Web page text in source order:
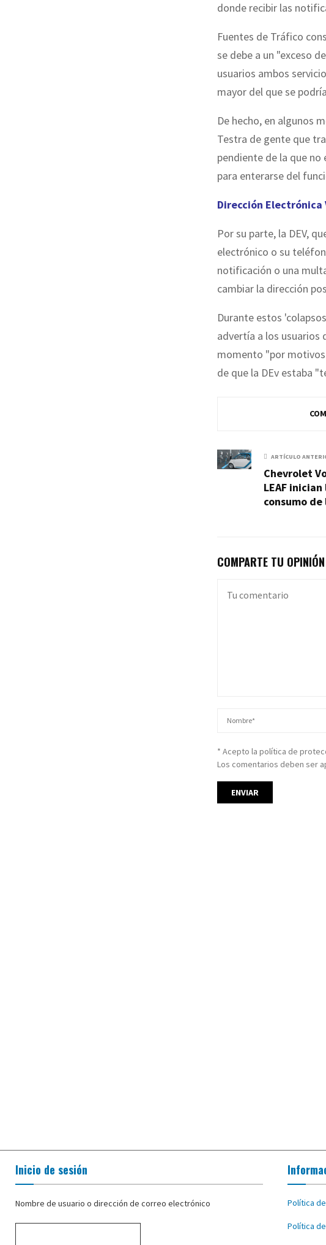
donde recibir las
Fuentes de Tráfico
se debe a un "exceso
usuarios ambos
mayor del que se
De hecho, en algunos
Testra de gente que
pendiente de la que
para enterarse del
Dirección Electrónica
Por su parte, la DEV,
electrónico o su
notificación o una
cambiar la dirección
Durante estos
advertía a los usuarios
momento "por motivos
de que la DEv estaba
ARTÍCULO
Chevrolet
LEAF
consumo
COMPARTE TU OPINIÓN
* Acepto la política de
Los comentarios deben ser
Inicio de sesión
Nombre de usuario o dirección de correo electrónico Política
Política